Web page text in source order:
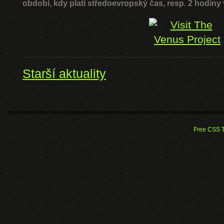
období, kdy platí středoevropský čas, resp. 2
Starší aktuality
Free CSS